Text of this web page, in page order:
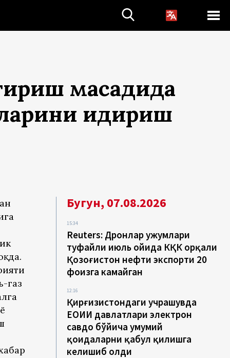
мақсадида
қидириш
газ
Бугун, 07.08.2026
15:34
Reuters: Дронлар ҳужумлари
туфайли июль ойида КҚК орқали
Қозоғистон нефти экспорти 20
фоизга камайган
12:16
Қирғизистондаги учрашувда
ЕОИИ давлатлари электрон
савдо бўйича умумий
қоидаларни қабул қилишга
келишиб олди